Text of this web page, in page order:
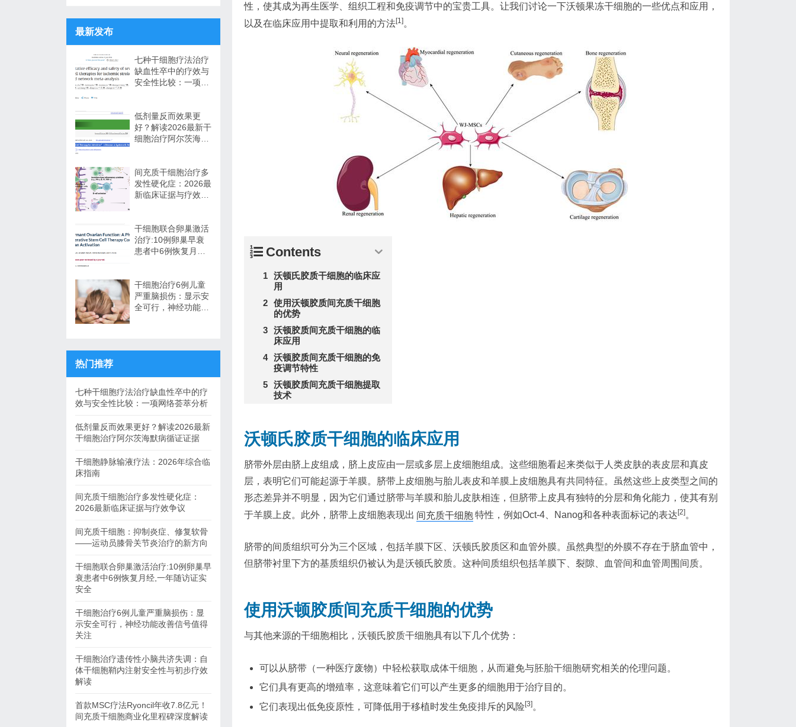
性，使其成为再生医学、组织工程和免疫调节中的宝贵工具。让我们讨论一下沃顿果冻干细胞的一些优点和应用，
以及在临床应用中提取和利用的方法[1] 。
Contents
沃顿氏胶质干细胞的临床应
用
使用沃顿胶质间充质干细胞
的优势
沃顿胶质间充质干细胞的临
床应用
沃顿胶质间充质干细胞的免
疫调节特性
沃顿胶质间充质干细胞提取
技术
沃顿氏胶质干细胞的临床应用
脐带外层由脐上皮组成，脐上皮应由一层或多层上皮细胞组成。这些细胞看起来类似于人类皮肤的表皮层和真皮
层，表明它们可能起源于羊膜。脐带上皮细胞与胎儿表皮和羊膜上皮细胞具有共同特征。虽然这些上皮类型之间的
形态差异并不明显，因为它们通过脐带与羊膜和胎儿皮肤相连，但脐带上皮具有独特的分层和角化能力，使其有别
于羊膜上皮。此外，脐带上皮细胞表现出 间充质干细胞特性，例如Oct-4、Nanog和各种表面标记的表达 [2]。
脐带的间质组织可分为三个区域，包括羊膜下区、沃顿氏胶质区和血管外膜。虽然典型的外膜不存在于脐血管中，
但脐带衬里下方的基质组织仍被认为是沃顿氏胶质。这种间质组织包括羊膜下、裂隙、血管间和血管周围间质。
使用沃顿胶质间充质干细胞的优势
与其他来源的干细胞相比，沃顿氏胶质干细胞具有以下几个优势：
可以从脐带（一种医疗废物）中轻松获取 成体干细胞，从而避免与胚胎干细胞研究相关的伦理问题。
它们具有更高的增殖率，这意味着它们可以产生更多的细胞用于治疗目的。
它们表现出低免疫原性，可降低用于移植时发生免疫排斥的风险[3]。
最新发布
七种干细胞疗法治疗
缺血性卒中的疗效与
安全性比较：一项网
低剂量反而效果更
好？解读2026最新干
细胞治疗阿尔茨海默
间充质干细胞治疗多
发性硬化症：2026最
新临床证据与疗效争
干细胞联合卵巢激活
治疗:10例卵巢早衰
患者中6例恢复月经,
干细胞治疗6例儿童
严重脑损伤：显示安
全可行，神经功能改
热门推荐
七种干细胞疗法治疗缺血性卒中的疗
效与安全性比较：一项网络荟萃分析
低剂量反而效果更好？解读2026最新
干细胞治疗阿尔茨海默病循证证据
干细胞静脉输液疗法：2026年综合临
床指南
间充质干细胞治疗多发性硬化症：
2026最新临床证据与疗效争议
间充质干细胞：抑制炎症、修复软骨
——运动员膝骨关节炎治疗的新方向
干细胞联合卵巢激活治疗:10例卵巢早
衰患者中6例恢复月经,一年随访证实
安全
干细胞治疗6例儿童严重脑损伤：显
示安全可行，神经功能改善信号值得
关注
干细胞治疗遗传性小脑共济失调：自
体干细胞鞘内注射安全性与初步疗效
解读
首款MSC疗法Ryoncil年收7.8亿元！
间充质干细胞商业化里程碑深度解读